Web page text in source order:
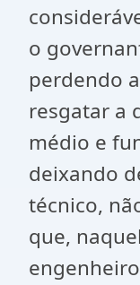
o
perdendo
resgatar a
médio e
deixando
técnico,
que,